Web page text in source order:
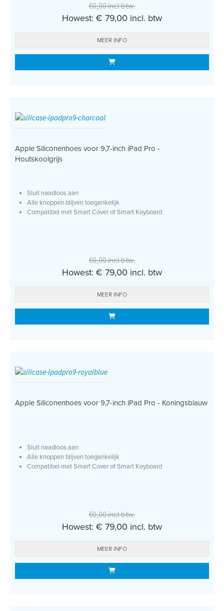
€0,00 incl btw.
Howest: € 79,00 incl. btw
MEER INFO
Apple Siliconenhoes voor 9,7-inch iPad Pro -
Houtskoolgrijs
Sluit naadloos aan
Alle knoppen blijven toegankelijk
Compatibel met Smart Cover of Smart Keyboard
€0,00 incl btw.
Howest: € 79,00 incl. btw
MEER INFO
Apple Siliconenhoes voor 9,7-inch iPad Pro - Koningsblauw
Sluit naadloos aan
Alle knoppen blijven toegankelijk
Compatibel met Smart Cover of Smart Keyboard
€0,00 incl btw.
Howest: € 79,00 incl. btw
MEER INFO